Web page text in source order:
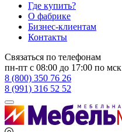
Где купить?
О фабрике
Бизнес-клиентам
Контакты
Связаться по телефонам
пн-пт с 08:00 до 17:00 по мск
8 (800) 350 76 26
8 (991) 316 52 52